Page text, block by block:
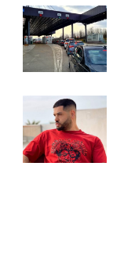
SHOWBIZ